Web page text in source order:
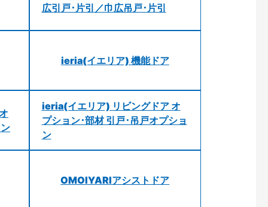
広引戸･片引／巾広吊戸･片引
ieria(イエリア) 機能ドア
ieria(イエリア) リビングドア オ
プション･部材 引戸･吊戸オプショ
ン
OMOIYARIアシストドア